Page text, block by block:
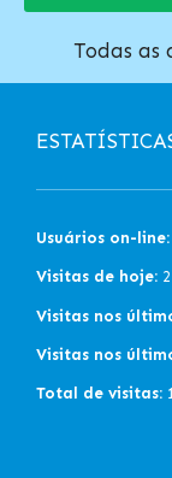
Todas as
Usuários on-line:
Visitas de hoje: 2
Visitas nos
Visitas nos
Total de visitas: